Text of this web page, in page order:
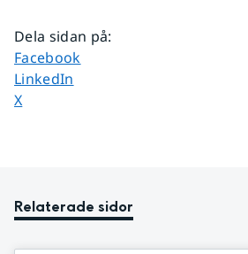
Dela sidan på:
Dela sidan på
Facebook
Dela sidan på
LinkedIn
Dela sidan på
X
Relaterade sidor